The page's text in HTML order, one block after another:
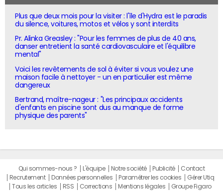
Plus que deux mois pour la visiter : l'île d'Hydra est le paradis
du silence, voitures, motos et vélos y sont interdits
Pr. Alinka Greasley : "Pour les femmes de plus de 40 ans,
danser entretient la santé cardiovasculaire et l'équilibre
mental"
Voici les revêtements de sol à éviter si vous voulez une
maison facile à nettoyer - un en particulier est même
dangereux
Bertrand, maître-nageur : "Les principaux accidents
d'enfants en piscine sont dus au manque de forme
physique des parents"
Qui sommes-nous ? L'équipe Notre société Publicité
Contact
Recrutement
Données personnelles Paramétrer les cookies
Gérer Utiq
Tous les articles
RSS Corrections Mentions légales Groupe Figaro